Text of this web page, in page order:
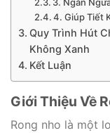
4. Giúp Tiết
Quy Trình Hút
Không Xanh
Kết Luận
Giới Thiệu Về
Rong nho là một